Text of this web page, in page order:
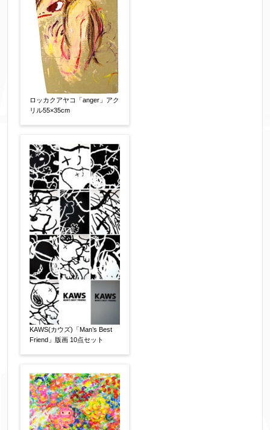
その他 【任意】
添付画像 【任意】
※添付画像は5MBまでのjpg、gif、pig、pdf形式
にてお送りください。
※追加や複数点ある場合はフォーム送信後に送ら
れてくる送信確認メール記載のアドレスからもお
送り頂けます。
お客様情報をご入力ください。
お名前 【必須】
ロッカクアヤコ「anger」アク
リル55×35cm
KAWS(カウズ)「Man’s Best
Friend」版画 10点セット